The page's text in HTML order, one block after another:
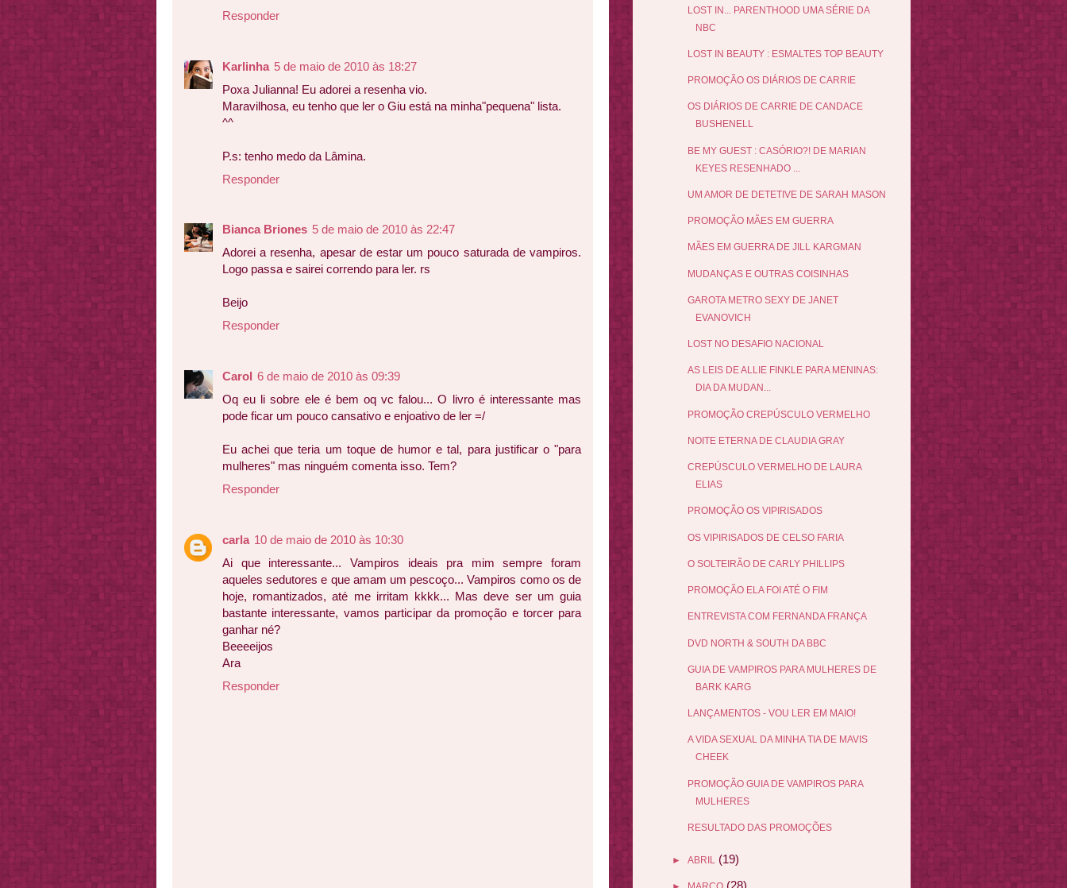
Responder
Karlinha 5 de maio de 2010 às 18:27
Poxa Julianna! Eu adorei a resenha vio.
Maravilhosa, eu tenho que ler o Giu está na minha"pequena" lista.
^^
P.s: tenho medo da Lâmina.
Responder
Bianca Briones 5 de maio de 2010 às 22:47
Adorei a resenha, apesar de estar um pouco saturada de vampiros.
Logo passa e sairei correndo para ler. rs
Beijo
Responder
Carol 6 de maio de 2010 às 09:39
Oq eu li sobre ele é bem oq vc falou... O livro é interessante mas
pode ficar um pouco cansativo e enjoativo de ler =/
Eu achei que teria um toque de humor e tal, para justificar o "para
mulheres" mas ninguém comenta isso. Tem?
Responder
carla 10 de maio de 2010 às 10:30
Ai que interessante... Vampiros ideais pra mim sempre foram
aqueles sedutores e que amam um pescoço... Vampiros como os de
hoje, romantizados, até me irritam kkkk... Mas deve ser um guia
bastante interessante, vamos participar da promoção e torcer para
ganhar né?
Beeeeijos
Ara
Responder
LOST IN... PARENTHOOD UMA SÉRIE DA
NBC
LOST IN BEAUTY : ESMALTES TOP BEAUTY
PROMOÇÃO OS DIÁRIOS DE CARRIE
OS DIÁRIOS DE CARRIE DE CANDACE
BUSHENELL
BE MY GUEST : CASÓRIO?! DE MARIAN
KEYES RESENHADO ...
UM AMOR DE DETETIVE DE SARAH MASON
PROMOÇÃO MÃES EM GUERRA
MÃES EM GUERRA DE JILL KARGMAN
MUDANÇAS E OUTRAS COISINHAS
GAROTA METRO SEXY DE JANET
EVANOVICH
LOST NO DESAFIO NACIONAL
AS LEIS DE ALLIE FINKLE PARA MENINAS:
DIA DA MUDAN...
PROMOÇÃO CREPÚSCULO VERMELHO
NOITE ETERNA DE CLAUDIA GRAY
CREPÚSCULO VERMELHO DE LAURA
ELIAS
PROMOÇÃO OS VIPIRISADOS
OS VIPIRISADOS DE CELSO FARIA
O SOLTEIRÃO DE CARLY PHILLIPS
PROMOÇÃO ELA FOI ATÉ O FIM
ENTREVISTA COM FERNANDA FRANÇA
DVD NORTH & SOUTH DA BBC
GUIA DE VAMPIROS PARA MULHERES DE
BARK KARG
LANÇAMENTOS - VOU LER EM MAIO!
A VIDA SEXUAL DA MINHA TIA DE MAVIS
CHEEK
PROMOÇÃO GUIA DE VAMPIROS PARA
MULHERES
RESULTADO DAS PROMOÇÕES
► ABRIL (19)
(28)